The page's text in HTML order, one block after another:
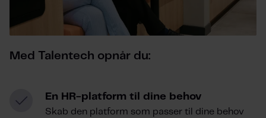
Med Talentech opnår du:
En HR-platform til dine behov
Skab den platform som passer til dine behov